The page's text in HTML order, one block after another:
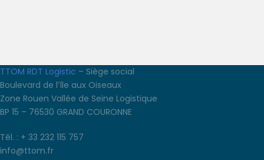
TTOM RDT Logistic – Siège social
Boulevard de l’île aux Oiseaux
Zone Rouen Vallée de Seine Logistique
BP 15 – 76530 GRAND COURONNE
Tél. : + 33 232 115 757
info@ttom.fr